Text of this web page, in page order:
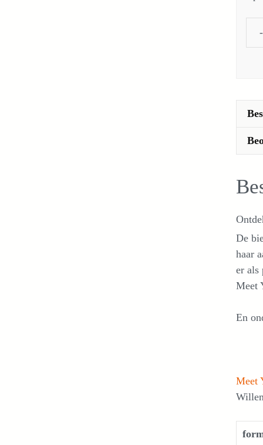
De
haar
er als
Meet
En
Meet